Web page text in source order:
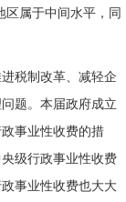
区属于中间水平，同
税制改革、减轻企
题。本届政府成立
事业性收费的措
级行政事业性收费
事业性收费也大大